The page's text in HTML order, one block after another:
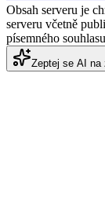
Obsah serveru je
serveru včetně
písemného
Zeptej se AI na